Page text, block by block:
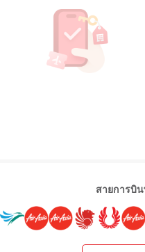
สายการบิ